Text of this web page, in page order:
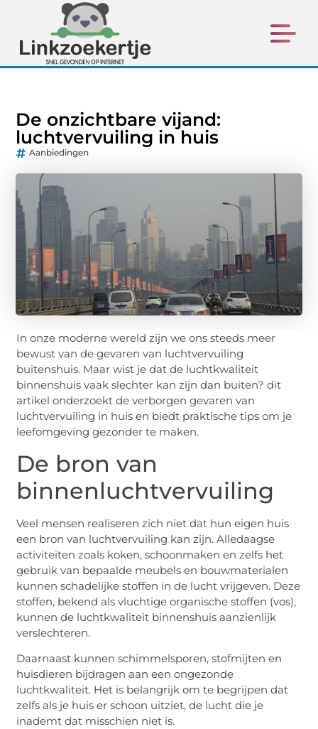
De onzichtbare vijand:
luchtvervuiling in huis
Aanbiedingen
In onze moderne wereld zijn we ons steeds meer
bewust van de gevaren van luchtvervuiling
buitenshuis. Maar wist je dat de luchtkwaliteit
binnenshuis vaak slechter kan zijn dan buiten? dit
artikel onderzoekt de verborgen gevaren van
luchtvervuiling in huis en biedt praktische tips om je
leefomgeving gezonder te maken.
De bron van
binnenluchtvervuiling
Veel mensen realiseren zich niet dat hun eigen huis
een bron van luchtvervuiling kan zijn. Alledaagse
activiteiten zoals koken, schoonmaken en zelfs het
gebruik van bepaalde meubels en bouwmaterialen
kunnen schadelijke stoffen in de lucht vrijgeven. Deze
stoffen, bekend als vluchtige organische stoffen (vos),
kunnen de luchtkwaliteit binnenshuis aanzienlijk
verslechteren.
Daarnaast kunnen schimmelsporen, stofmijten en
huisdieren bijdragen aan een ongezonde
luchtkwaliteit. Het is belangrijk om te begrijpen dat
zelfs als je huis er schoon uitziet, de lucht die je
inademt dat misschien niet is.